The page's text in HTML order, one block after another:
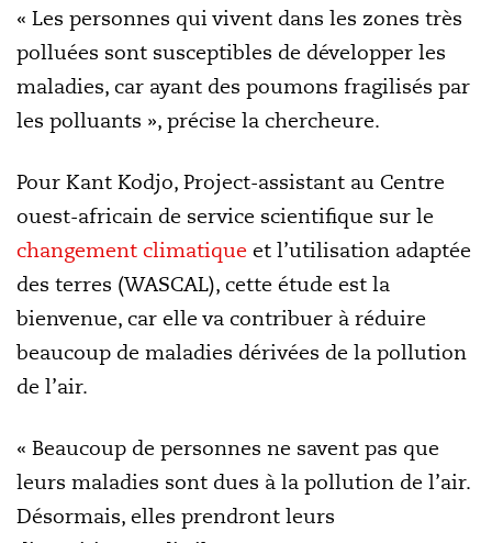
« Les personnes qui vivent dans les zones très
polluées sont susceptibles de développer les
maladies, car ayant des poumons fragilisés par
les polluants », précise la chercheure.
Pour Kant Kodjo, Project-assistant au Centre
ouest-africain de service scientifique sur le
changement climatique et l’utilisation adaptée
des terres (WASCAL), cette étude est la
bienvenue, car elle va contribuer à réduire
beaucoup de maladies dérivées de la pollution
de l’air.
« Beaucoup de personnes ne savent pas que
leurs maladies sont dues à la pollution de l’air.
Désormais, elles prendront leurs